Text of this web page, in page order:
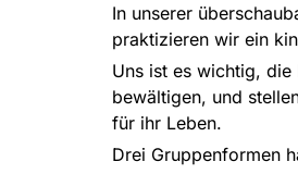
In unserer
praktizieren wir ein
Uns ist es wichtig, die
bewältigen, und
für ihr Leben.
Drei Gruppenformen